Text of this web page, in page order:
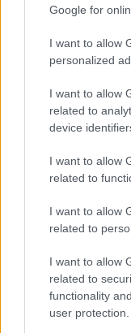
Google for
I want to allow
personalized
I want to allow
related to
device
I want to allow
related to
I want to allow
related to
I want to allow
related to
functionality
user protection.